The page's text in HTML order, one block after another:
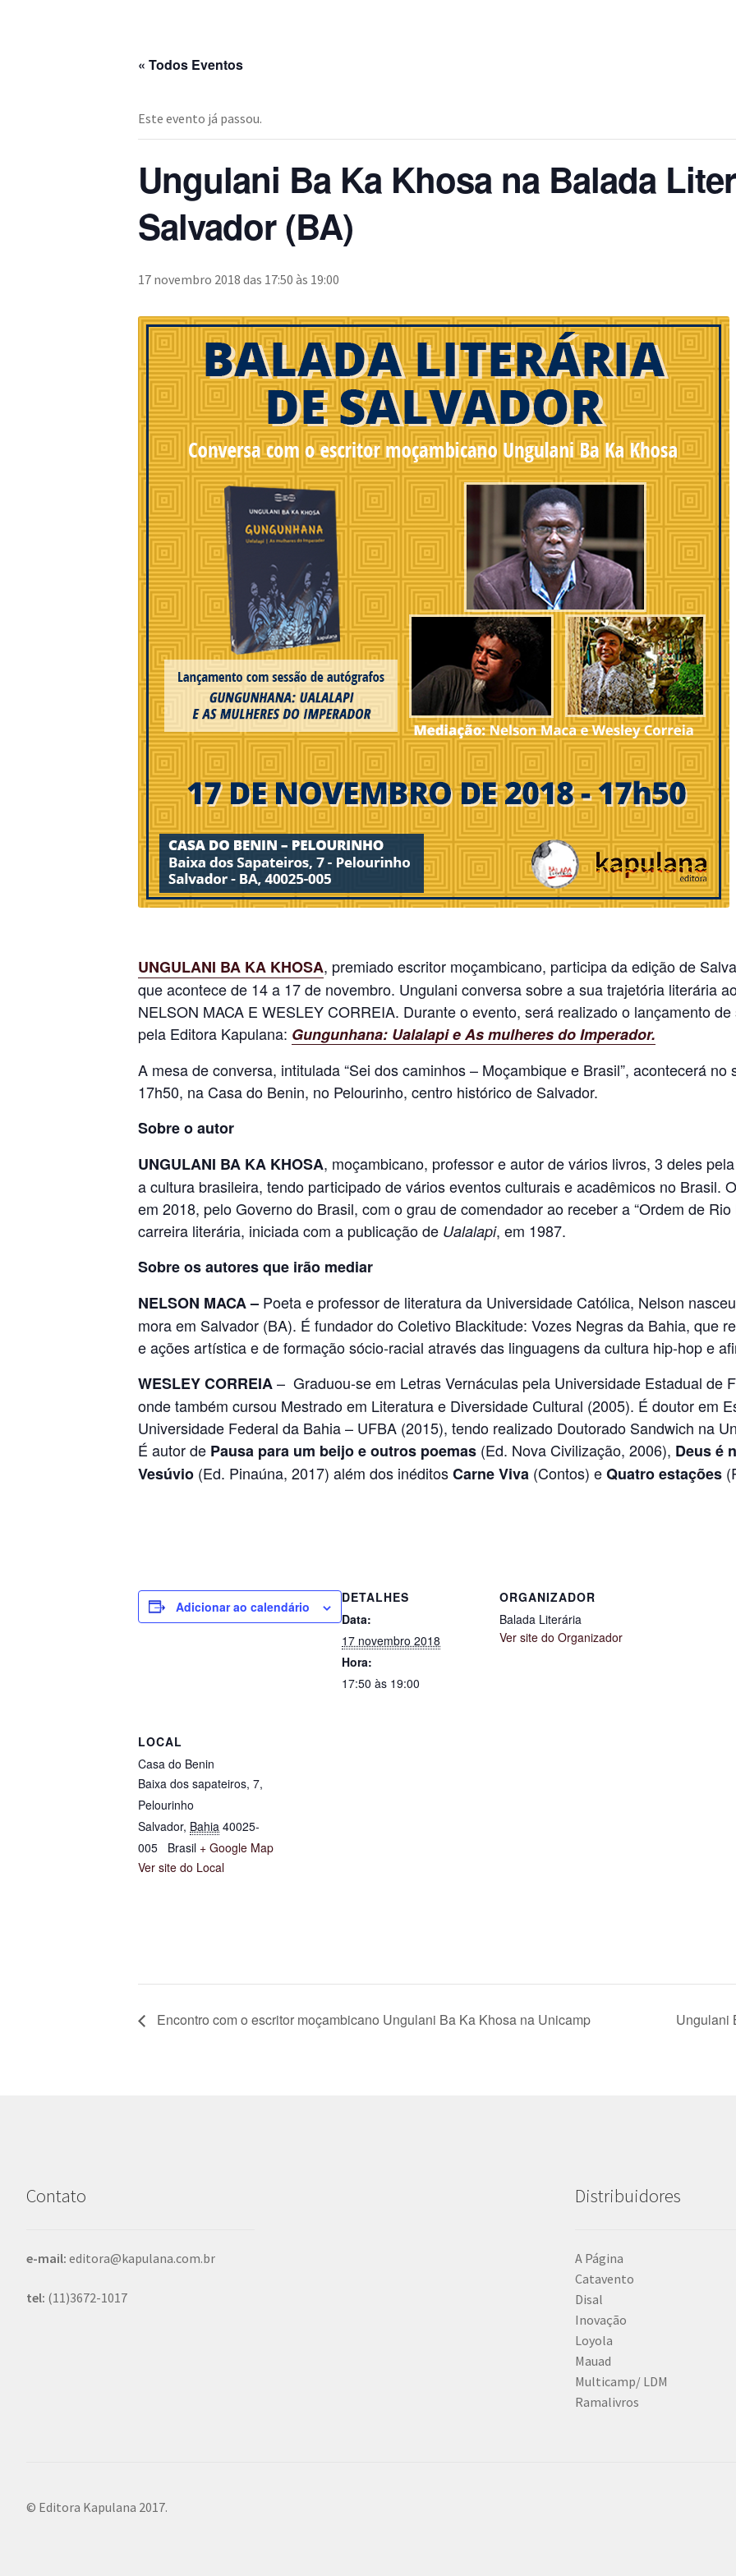
« Todos Eventos
Este evento já passou.
Ungulani Ba Ka Khosa na Balada
Salvador (BA)
17 novembro 2018 das 17:50 às 19:00
UNGULANI BA KA KHOSA, premiado escritor moçambicano, participa da edição de
que acontece de 14 a 17 de novembro. Ungulani conversa sobre a sua trajetória literária
NELSON MACA E WESLEY CORREIA. Durante o evento, será realizado o lançamento
pela Editora Kapulana: Gungunhana: Ualalapi e As mulheres do Imperador.
A mesa de conversa, intitulada “Sei dos caminhos – Moçambique e Brasil”, acontecerá
17h50, na Casa do Benin, no Pelourinho, centro histórico de Salvador.
Sobre o autor
UNGULANI BA KA KHOSA, moçambicano, professor e autor de vários livros, 3 deles
a cultura brasileira, tendo participado de vários eventos culturais e acadêmicos no Brasil.
em 2018, pelo Governo do Brasil, com o grau de comendador ao receber a “Ordem de
carreira literária, iniciada com a publicação de Ualalapi, em 1987.
Sobre os autores que irão mediar
NELSON MACA – Poeta e professor de literatura da Universidade Católica, Nelson
mora em Salvador (BA). É fundador do Coletivo Blackitude: Vozes Negras da Bahia, que
e ações artística e de formação sócio-racial através das linguagens da cultura hip-hop e
WESLEY CORREIA– Graduou-se em Letras Vernáculas pela Universidade Estadual de
onde também cursou Mestrado em Literatura e Diversidade Cultural (2005). É doutor em
Universidade Federal da Bahia – UFBA (2015), tendo realizado Doutorado Sandwich na
É autor de Pausa para um beijo e outros poemas (Ed. Nova Civilização, 2006), Deus é
Vesúvio (Ed. Pinaúna, 2017) além dos inéditosCarne Viva (Contos) eQuatro estações
Adicionar ao calendário
DETALHES
Data:
17 novembro 2018
Hora:
17:50 às 19:00
ORGANIZADOR
Balada Literária
Ver site do Organizador
LOCAL
Casa do Benin
Baixa dos sapateiros, 7,
Pelourinho
Salvador, Bahia 40025-
005
Brasil + Google Map
Ver site do Local
Encontro com o escritor moçambicano Ungulani Ba Ka Khosa na Unicamp Ungulani
Contato
e-mail: editora@kapulana.com.br
tel: (11)3672-1017
Distribuidores
A Página
Catavento
Disal
Inovação
Loyola
Mauad
Multicamp/ LDM
Ramalivros
© Editora Kapulana 2017.